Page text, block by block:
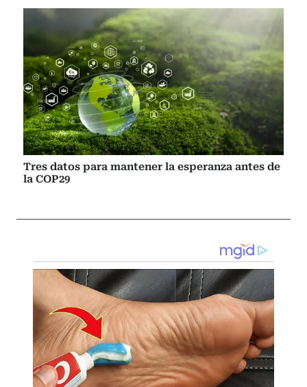
Tres datos para mantener la esperanza antes de
la COP29